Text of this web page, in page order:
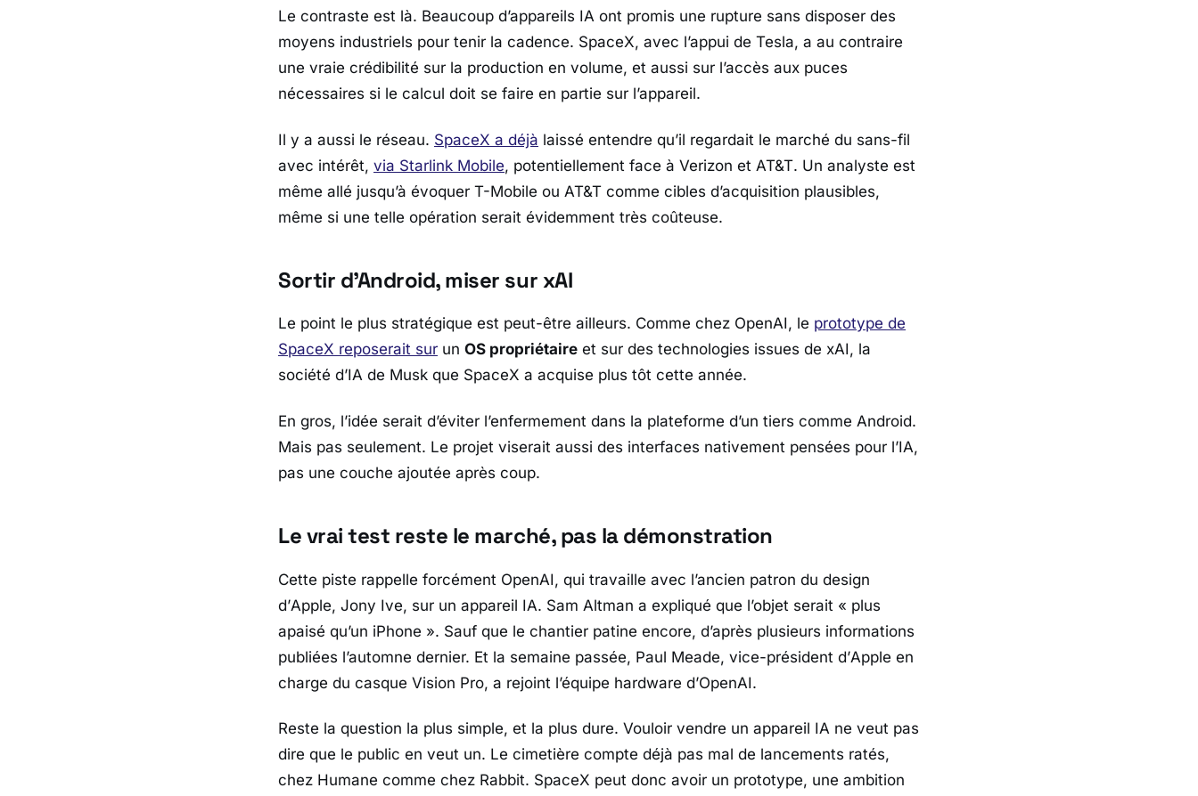
Le contraste est là. Beaucoup d’appareils IA ont promis une rupture sans disposer des
moyens industriels pour tenir la cadence. SpaceX, avec l’appui de Tesla, a au contraire
une vraie crédibilité sur la production en volume, et aussi sur l’accès aux puces
nécessaires si le calcul doit se faire en partie sur l’appareil.
Il y a aussi le réseau. SpaceX a déjà laissé entendre qu’il regardait le marché du sans-fil
avec intérêt, via Starlink Mobile, potentiellement face à Verizon et AT&T. Un analyste est
même allé jusqu’à évoquer T-Mobile ou AT&T comme cibles d’acquisition plausibles,
même si une telle opération serait évidemment très coûteuse.
Sortir d’Android, miser sur xAI
Le point le plus stratégique est peut-être ailleurs. Comme chez OpenAI, le prototype de
SpaceX reposerait sur un OS propriétaire et sur des technologies issues de xAI, la
société d’IA de Musk que SpaceX a acquise plus tôt cette année.
En gros, l’idée serait d’éviter l’enfermement dans la plateforme d’un tiers comme Android.
Mais pas seulement. Le projet viserait aussi des interfaces nativement pensées pour l’IA,
pas une couche ajoutée après coup.
Le vrai test reste le marché, pas la démonstration
Cette piste rappelle forcément OpenAI , qui travaille avec l’ancien patron du design
d’Apple, Jony Ive, sur un appareil IA. Sam Altman a expliqué que l’objet serait « plus
apaisé qu’un iPhone ». Sauf que le chantier patine encore, d’après plusieurs informations
publiées l’automne dernier. Et la semaine passée, Paul Meade, vice-président d’Apple en
charge du casque Vision Pro, a rejoint l’équipe hardware d’OpenAI.
Reste la question la plus simple, et la plus dure. Vouloir vendre un appareil IA ne veut pas
dire que le public en veut un. Le cimetière compte déjà pas mal de lancements ratés,
chez Humane comme chez Rabbit. SpaceX peut donc avoir un prototype, une ambition